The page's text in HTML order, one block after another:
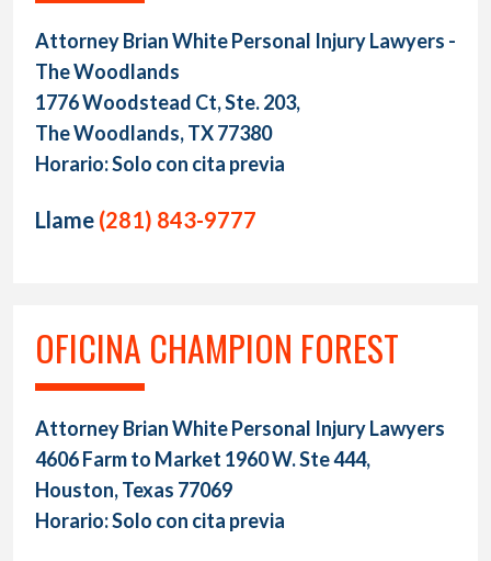
Attorney Brian White Personal Injury Lawyers -
The Woodlands
1776 Woodstead Ct, Ste. 203,
The Woodlands, TX 77380
Horario: Solo con cita previa
Llame (281) 843-9777
OFICINA CHAMPION FOREST
Attorney Brian White Personal Injury Lawyers
4606 Farm to Market 1960 W. Ste 444,
Houston, Texas 77069
Horario: Solo con cita previa